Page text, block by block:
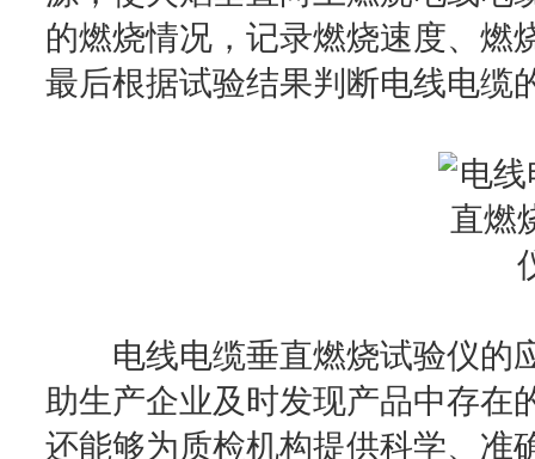
的燃烧情况，记录燃烧速度、燃
最后根据试验结果判断电线电缆
电线电缆垂直燃烧试验仪的
助生产企业及时发现产品中存在
还能够为质检机构提供科学、准